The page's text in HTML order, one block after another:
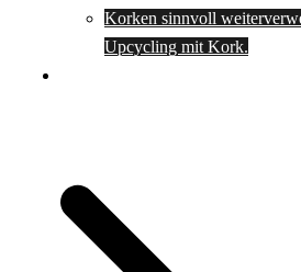
Korken sinnvoll
Upcycling mit Kork.